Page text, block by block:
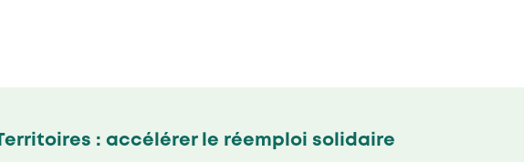
: accélérer le réemploi solidaire